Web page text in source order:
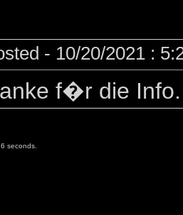
- 10/20/2021 :
f�r die
seconds.